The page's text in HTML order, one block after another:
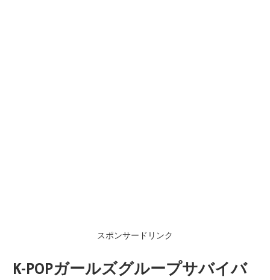
スポンサードリンク
K-POPガールズグループサバイバ